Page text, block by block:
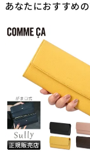
あなたにおすすめ